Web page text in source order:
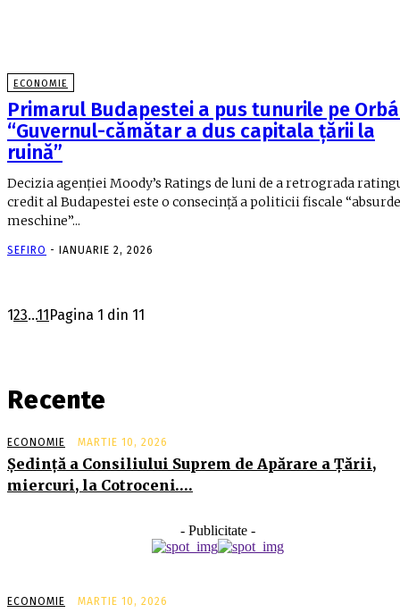
ECONOMIE
Primarul Budapestei a pus tunurile pe
“Guvernul-cămătar a dus capitala ţării la
ruină”
Decizia agenţiei Moody’s Ratings de luni de a retrograda
credit al Budapestei este o consecinţă a politicii fiscale
meschine”...
SEFIRO - IANUARIE 2, 2026
123...11Pagina 1 din 11
Recente
ECONOMIE MARTIE 10, 2026
Şedinţă a Consiliului Suprem de Apărare a Ţării,
miercuri, la Cotroceni….
- Publicitate -
ECONOMIE MARTIE 10, 2026